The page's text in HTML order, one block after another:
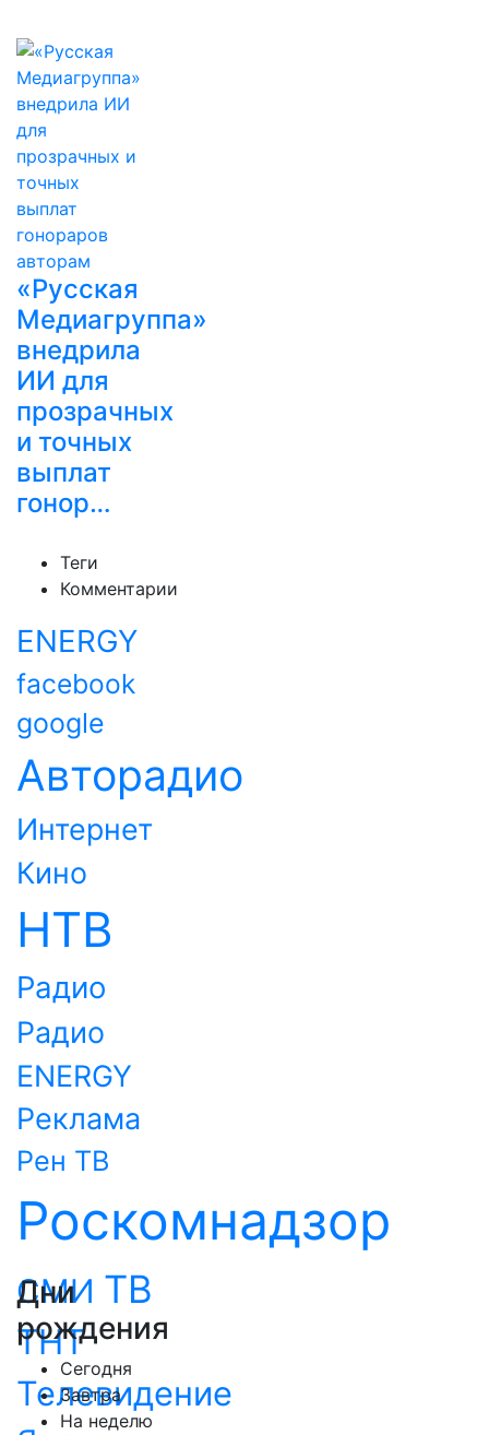
«Русская
Медиагруппа»
внедрила
ИИ для
прозрачных
и точных
выплат
гонор…
Теги
Комментарии
ENERGY
facebook
google
Авторадио
Интернет
Кино
НТВ
Радио
Радио
ENERGY
Реклама
Рен ТВ
Роскомнадзор
СМИ ТВ
ТНТ
Телевидение
Дни
рождения
Сегодня
Завтра
На неделю